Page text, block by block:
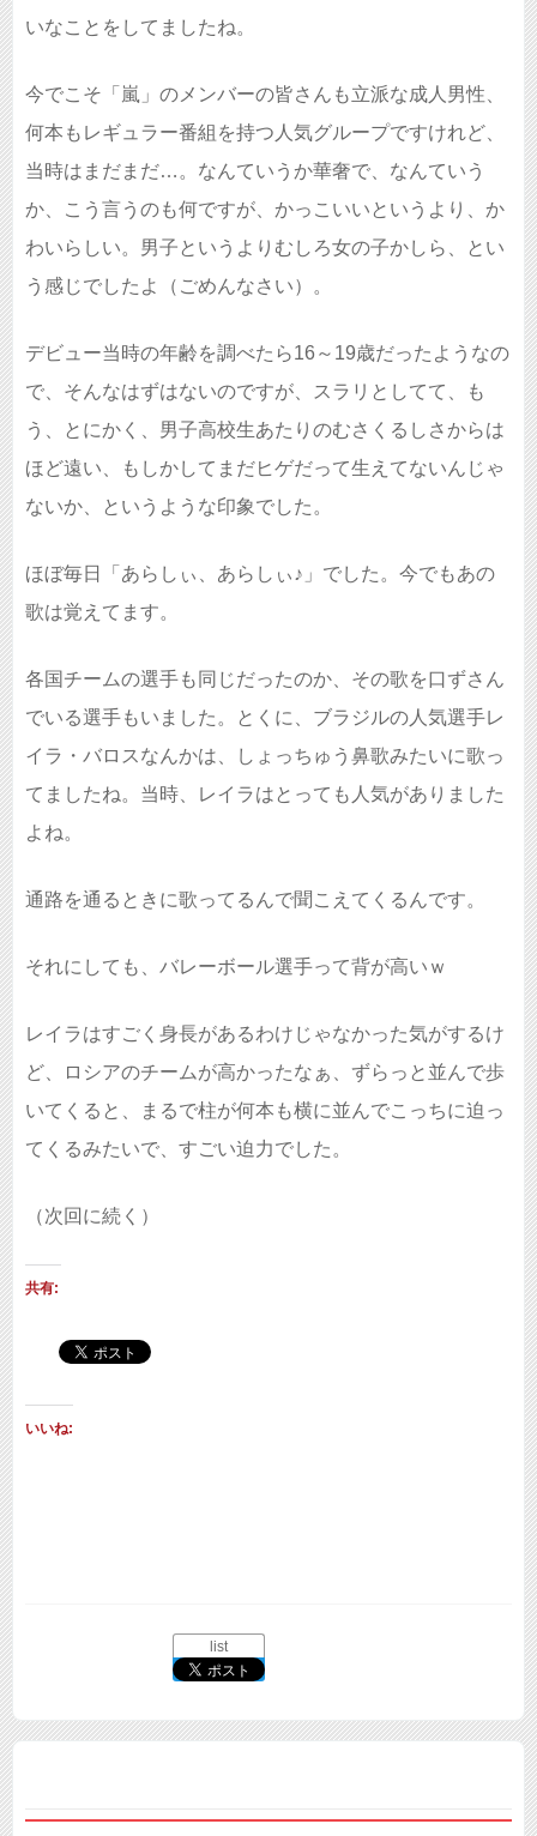
いなことをしてましたね。
今でこそ「嵐」のメンバーの皆さんも立派な成人男性、
何本もレギュラー番組を持つ人気グループですけれど、
当時はまだまだ…。なんていうか華奢で、なんていう
か、こう言うのも何ですが、かっこいいというより、か
わいらしい。男子というよりむしろ女の子かしら、とい
う感じでしたよ（ごめんなさい）。
デビュー当時の年齢を調べたら16～19歳だったようなの
で、そんなはずはないのですが、スラリとしてて、も
う、とにかく、男子高校生あたりのむさくるしさからは
ほど遠い、もしかしてまだヒゲだって生えてないんじゃ
ないか、というような印象でした。
ほぼ毎日「あらしぃ、あらしぃ♪」でした。今でもあの
歌は覚えてます。
各国チームの選手も同じだったのか、その歌を口ずさん
でいる選手もいました。とくに、ブラジルの人気選手レ
イラ・バロスなんかは、しょっちゅう鼻歌みたいに歌っ
てましたね。当時、レイラはとっても人気がありました
よね。
通路を通るときに歌ってるんで聞こえてくるんです。
それにしても、バレーボール選手って背が高いｗ
レイラはすごく身長があるわけじゃなかった気がするけ
ど、ロシアのチームが高かったなぁ、ずらっと並んで歩
いてくると、まるで柱が何本も横に並んでこっちに迫っ
てくるみたいで、すごい迫力でした。
（次回に続く）
共有:
いいね:
list